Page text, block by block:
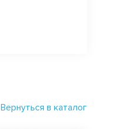
Вернуться в каталог